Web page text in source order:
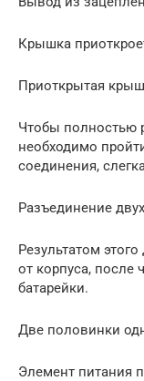
Крышка
Приоткрытая
Чтобы полностью
необходимо
соединения,
Разъединение
Результатом
от корпуса, после
батарейки.
Две половинки
Элемент питания